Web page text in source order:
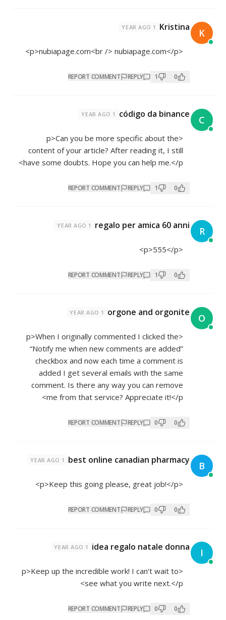
K
Kristina
1 YEAR AGO
<p>nubiapage.com<br /> nubiapage.com</p>
0
1
REPLY
REPORT COMMENT
C
código da binance
1 YEAR AGO
<p>Can you be more specific about the
content of your article? After reading it, I still
have some doubts. Hope you can help me.</p>
0
1
REPLY
REPORT COMMENT
R
regalo per amica 60 anni
1 YEAR AGO
<p>555</p>
0
1
REPLY
REPORT COMMENT
O
orgone and orgonite
1 YEAR AGO
<p>When I originally commented I clicked the
“Notify me when new comments are added”
checkbox and now each time a comment is
added I get several emails with the same
comment. Is there any way you can remove
me from that service? Appreciate it!</p>
0
0
REPLY
REPORT COMMENT
B
best online canadian pharmacy
1 YEAR AGO
<p>Keep this going please, great job!</p>
0
0
REPLY
REPORT COMMENT
I
idea regalo natale donna
1 YEAR AGO
<p>Keep up the incredible work! I can’t wait to
see what you write next.</p>
0
0
REPLY
REPORT COMMENT